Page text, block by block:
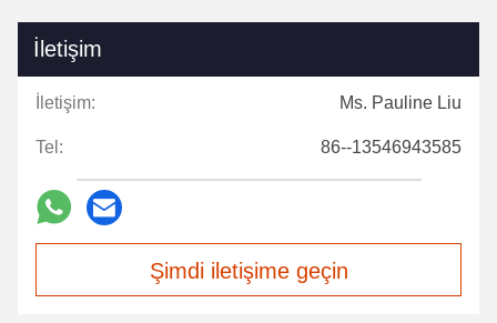
İletişim
İletişim: Ms. Pauline Liu
Tel: 86--13546943585
Şimdi iletişime geçin